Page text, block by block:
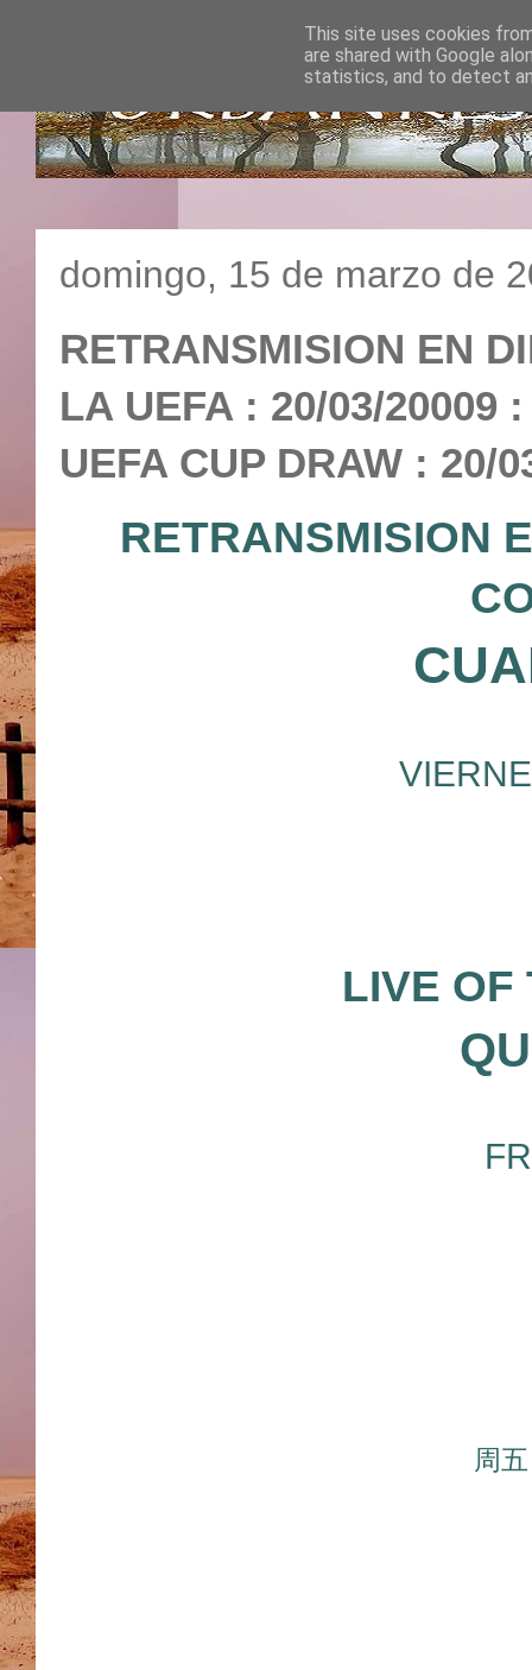
domingo, 15 de marzo de
RETRANSMISION EN
LA UEFA : 20/03/20009
UEFA CUP DRAW : 20/
RETRANSMISION
LIVE OF
周
This site uses cookies
are shared with Google
statistics, and to detect